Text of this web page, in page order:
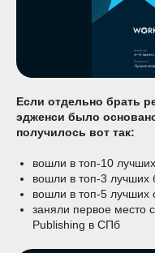
Если отдельно брать
эдженси было
получилось вот так:
вошли в топ-10
вошли в топ-3 лучших
вошли в топ-5 лучших
заняли первое место
Publishing в СПб